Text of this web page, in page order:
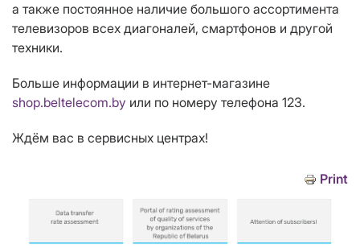
а также постоянное наличие большого ассортимента
телевизоров всех диагоналей, смартфонов и другой
техники.
Больше информации в интернет-магазине
shop.beltelecom.by или по номеру телефона 123.
Ждём вас в сервисных центрах!
Print